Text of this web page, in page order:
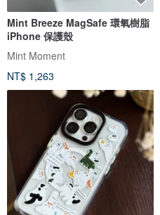
Mint Breeze MagSafe 環氧樹脂
iPhone 保護殼
Mint Moment
NT$ 1,263